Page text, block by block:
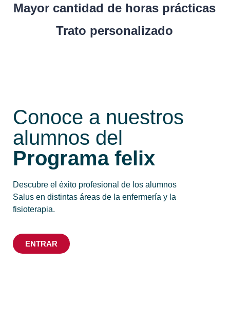
Mayor cantidad de horas prácticas
Trato personalizado
Conoce a nuestros
alumnos del
Programa felix
Descubre el éxito profesional de los alumnos
Salus en distintas áreas de la enfermería y la
fisioterapia.
ENTRAR